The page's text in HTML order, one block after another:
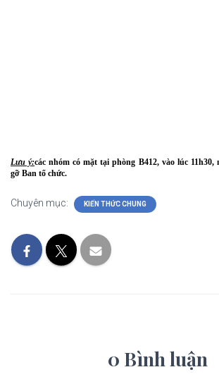
Lưu ý:các nhóm có mặt tại phòng B412, vào lúc 11h30,
gỡ Ban tổ chức.
Chuyên mục: KIẾN THỨC CHUNG
0 Bình luận